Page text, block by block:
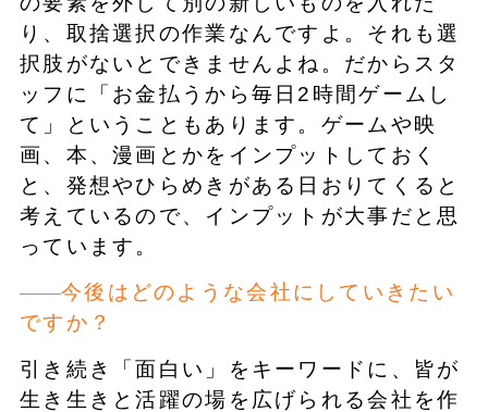
り、取捨選択の作業なんですよ。それも選
択肢がないとできませんよね。だからスタ
ッフに「お金払うから毎日2時間ゲームし
て」ということもあります。ゲームや映
画、本、漫画とかをインプットしておく
と、発想やひらめきがある日おりてくると
考えているので、インプットが大事だと思
っています。
今後はどのような会社にしていきたい
ですか？
引き続き「面白い」をキーワードに、皆が
生き生きと活躍の場を広げられる会社を作